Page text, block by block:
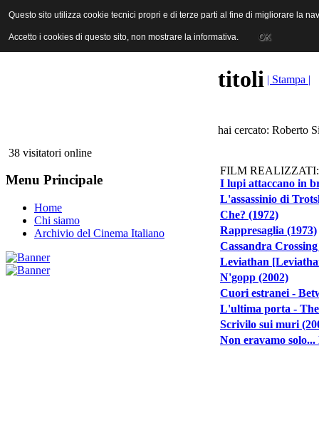
ANICA | Associazione Nazionale Industrie Cinematografiche
38 visitatori online
Menu Principale
Home
Chi siamo
Archivio del Cinema Italiano
titoli | Stampa |
hai cercato: Roberto
FILM REALIZZATI:
I lupi attaccano in
L'assassinio di
Che? (1972)
Rappresaglia (1973)
Cassandra
Leviathan
N'gopp (2002)
Cuori estranei -
L'ultima porta -
Scrivilo sui muri
Non eravamo
Questo sito utilizza cookie tecnici propri e di terze parti al fine di migliorare la
Accetto i cookies di questo sito, non mostrare la informativa. OK
Questo sito utilizza cookie tecnici propri e di terze parti al fine di migliorare la
Accetto i cookies di questo sito, non mostrare la informativa. OK